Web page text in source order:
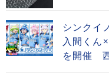
シンクイ
入間くん
を開催